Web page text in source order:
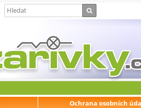
Ochrana osobních